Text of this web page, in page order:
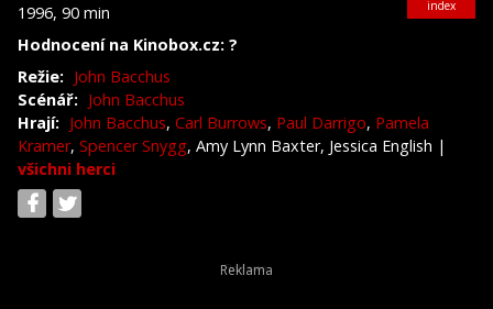
1996, 90 min
Hodnocení na Kinobox.cz: ?
index
Režie: John Bacchus
Scénář: John Bacchus
Hrají: John Bacchus, Carl Burrows, Paul Darrigo, Pamela
Kramer, Spencer Snygg, Amy Lynn Baxter, Jessica English |
všichni herci